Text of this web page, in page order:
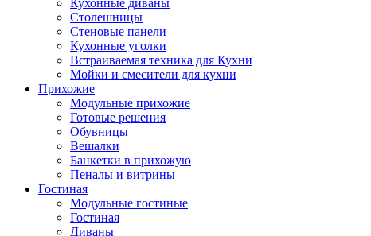
Столешницы
Стеновые панели
Кухонные уголки
Встраиваемая техника для Кухни
Мойки и смесители для кухни
Прихожие
Модульные прихожие
Готовые решения
Обувницы
Вешалки
Банкетки в прихожую
Пеналы и витрины
Гостиная
Модульные гостиные
Гостиная
Диваны